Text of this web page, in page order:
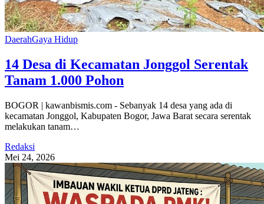
DaerahGaya Hidup
14 Desa di Kecamatan Jonggol Serentak
Tanam 1.000 Pohon
BOGOR | kawanbismis.com - Sebanyak 14 desa yang ada di
kecamatan Jonggol, Kabupaten Bogor, Jawa Barat secara serentak
melakukan tanam…
Redaksi
Mei 24, 2026